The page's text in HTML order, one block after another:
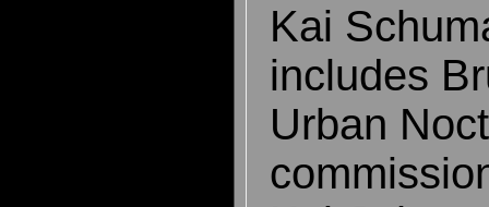
Kai
includes
Urban